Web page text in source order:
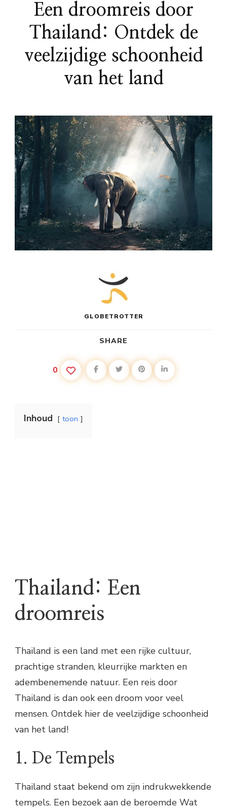
Een droomreis door
Thailand: Ontdek de
veelzijdige schoonheid
van het land
GLOBETROTTER
SHARE
0
Inhoud toon
Thailand: Een
droomreis
Thailand is een land met een rijke cultuur,
prachtige stranden, kleurrijke markten en
adembenemende natuur. Een reis door
Thailand is dan ook een droom voor veel
mensen. Ontdek hier de veelzijdige schoonheid
van het land!
1. De Tempels
Thailand staat bekend om zijn indrukwekkende
tempels. Een bezoek aan de beroemde Wat